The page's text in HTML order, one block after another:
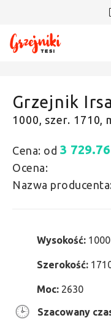
Grzejnik
1000, szer. 1710,
Cena: od 3 729.76
Ocena:
Nazwa
Wysokość: 1000
Szerokość:
Moc: 2630
Szacowany